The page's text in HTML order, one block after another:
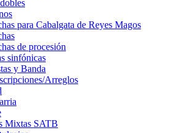
para Cabalgata de Reyes Magos
de procesión
sinfónicas
y Banda
Arreglos
Mixtas SATB